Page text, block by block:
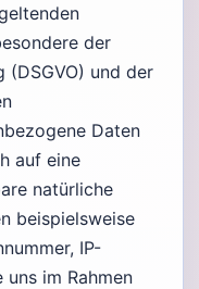
der
(DSGVO) und der
Daten
auf eine
natürliche
beispielsweise
IP-
im Rahmen